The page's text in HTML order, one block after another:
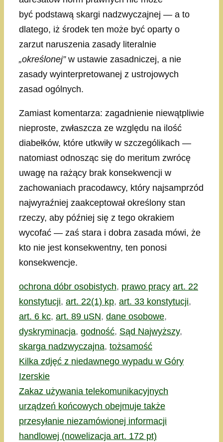
być podstawą skargi nadzwyczajnej — a to
dlatego, iż środek ten może być oparty o
zarzut naruszenia zasady literalnie
„określonej”w ustawie zasadniczej, a nie
zasady wyinterpretowanej z ustrojowych
zasad ogólnych.
Zamiast komentarza: zagadnienie niewątpliwie
nieproste, zwłaszcza ze względu na ilość
diabełków, które utkwiły w szczególikach —
natomiast odnosząc się do meritum zwrócę
uwagę na rażący brak konsekwencji w
zachowaniach pracodawcy, który najsamprzód
najwyraźniej zaakceptował określony stan
rzeczy, aby później się z tego okrakiem
wycofać — zaś stara i dobra zasada mówi, że
kto nie jest konsekwentny, ten ponosi
konsekwencje.
Kategorie
ochrona dóbr osobistych, prawo pracy Tagi
art. 22
konstytucji, art. 22(1) kp, art. 33 konstytucji,
art. 6 kc, art. 89 uSN, dane osobowe,
dyskryminacja, godność, Sąd Najwyższy,
skarga nadzwyczajna, tożsamość
Kilka zdjęć z niedawnego wypadu w Góry
Izerskie
Zakaz używania telekomunikacyjnych
urządzeń końcowych obejmuje także
przesyłanie niezamówionej informacji
handlowej (nowelizacja art. 172 pt)